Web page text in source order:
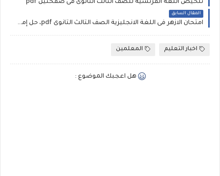
تلخيص اللغة الفرنسية للصف الثالث الثانوى فى صفحتين pdf
المقال السابق
امتحان الازهر فى اللغة الانجليزية الصف الثالث الثانوى pdf، حل إمتحان الانجليزي للثانوية الازهرية علمى 2022
اخبار التعليم المعلمين
هل اعجبك الموضوع :